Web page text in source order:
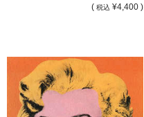
( 税込 ¥4,400 )